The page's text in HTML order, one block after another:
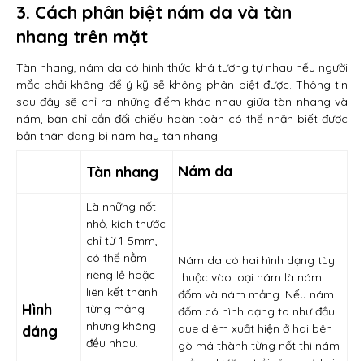
3. Cách phân biệt nám da và tàn
nhang trên mặt
Tàn nhang, nám da có hình thức khá tương tự nhau nếu người
mắc phải không để ý kỹ sẽ không phân biệt được. Thông tin
sau đây sẽ chỉ ra những điểm khác nhau giữa tàn nhang và
nám, bạn chỉ cần đối chiếu hoàn toàn có thể nhận biết được
bản thân đang bị nám hay tàn nhang.
Tàn nhang Nám da
Hình
dáng
Là những nốt
nhỏ, kích thước
chỉ từ 1-5mm,
có thể nằm
riêng lẻ hoặc
liên kết thành
từng mảng
nhưng không
đều nhau.
Nám da có hai hình dạng tùy
thuộc vào loại nám là nám
đốm và nám mảng. Nếu nám
đốm có hình dạng to như đầu
que diêm xuất hiện ở hai bên
gò má thành từng nốt thì nám